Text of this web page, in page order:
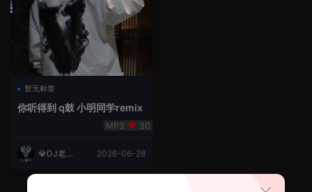
暂无标签
你听得到 q鼓 小明同学remix
30
💎DJ老王
2026-06-28